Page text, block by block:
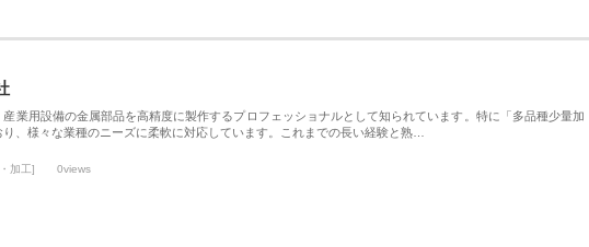
業用設備の金属部品を高精度に製作するプロフェッショナルとして知られています。特に「多品種少量加
、様々な業種のニーズに柔軟に対応しています。これまでの長い経験と熟…
加工] 0views